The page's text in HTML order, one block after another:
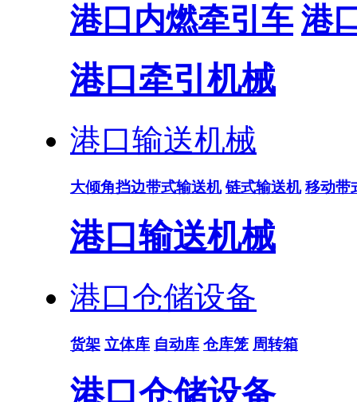
港口内燃牵引车 港
港口牵引机械
港口输送机械
大倾角挡边带式输送机 链式输送机 移动带
港口输送机械
港口仓储设备
货架 立体库 自动库 仓库笼 周转箱
港口仓储设备